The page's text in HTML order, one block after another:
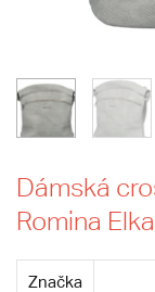
Dámská
Romina
Značka